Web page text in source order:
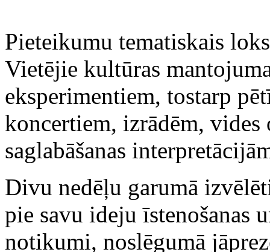
Pieteikumu tematiskais
Vietējie kultūras
eksperimentiem, tostarp
koncertiem, izrādēm, vides
saglabāšanas
Divu nedēļu garumā
pie savu ideju īstenošanas
notikumi, noslēgumā